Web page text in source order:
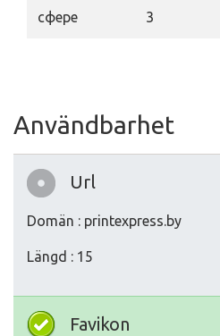
сфере 3
Användbarhet
Url
Domän : printexpress.by
Längd : 15
Favikon